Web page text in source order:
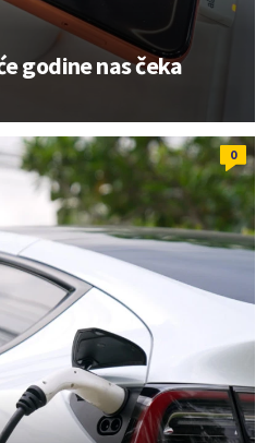
godine nas čeka
0